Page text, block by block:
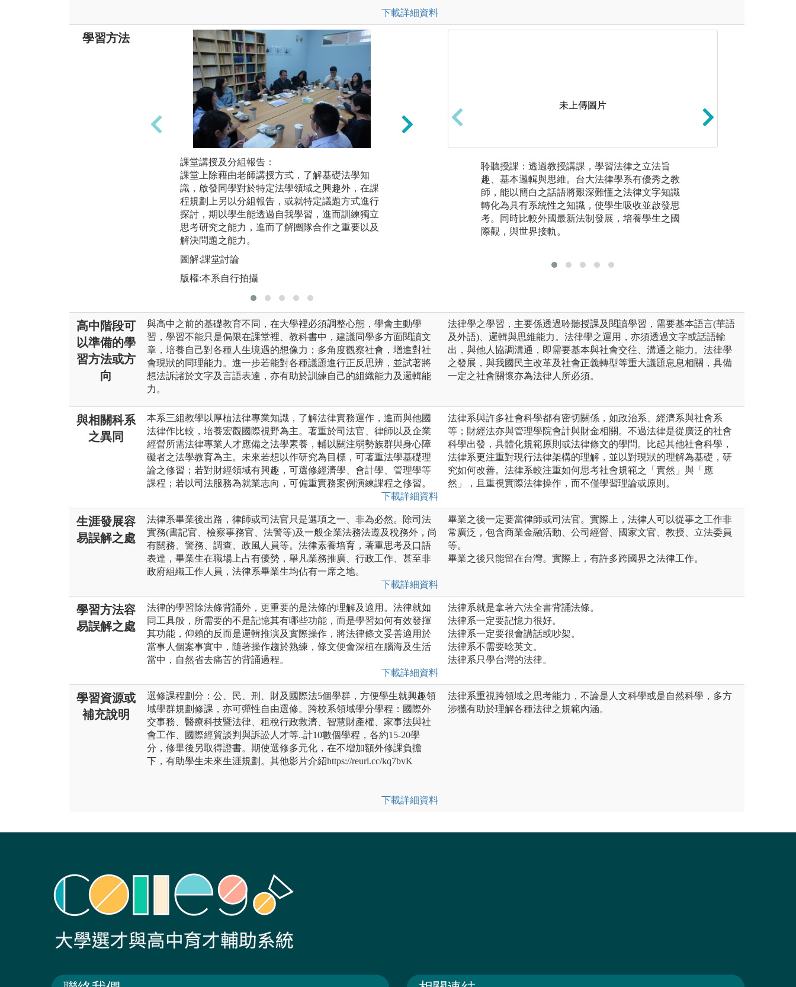
下載詳細資料
學習方法
課堂講授及分組報告：
課堂上除藉由老師講授方式，了解基礎法學知
識，啟發同學對於特定法學領域之興趣外，在課
程規劃上另以分組報告，或就特定議題方式進行
探討，期以學生能透過自我學習，進而訓練獨立
思考研究之能力，進而了解團隊合作之重要以及
解決問題之能力。
圖解:課堂討論
版權:本系自行拍攝
實務培訓/雙師教學：
學生需於合作單位完成24小時實習，透過接觸案
件當事人及參與討論之過程，觀察法律如何運用
在實際生活。另有實務經驗豐富的專技教師進行
授課，將案例帶進課堂，從各種面向切入思考，
幫助學生瞭解職場所需能力與特質，俾將所學與
未上傳圖片
聆聽授課：透過教授講課，學習法律之立法旨
趣、基本邏輯與思維。台大法律學系有優秀之教
師，能以簡白之話語將艱深難懂之法律文字知識
轉化為具有系統性之知識，使學生吸收並啟發思
考。同時比較外國最新法制發展，培養學生之國
際觀，與世界接軌。
高中階段可
以準備的學
習方法或方
向
與高中之前的基礎教育不同，在大學裡必須調整心態，學會主動學
習，學習不能只是侷限在課堂裡、教科書中，建議同學多方面閱讀文
章，培養自己對各種人生境遇的想像力；多角度觀察社會，增進對社
會現狀的同理能力。進一步若能對各種議題進行正反思辨，並試著將
想法訴諸於文字及言語表達，亦有助於訓練自己的組織能力及邏輯能
力。
法律學之學習，主要係透過聆聽授課及閱讀學習，需要基本語言(華語
及外語)、邏輯與思維能力。法律學之運用，亦須透過文字或話語輸
出，與他人協調溝通，即需要基本與社會交往、溝通之能力。法律學
之發展，與我國民主改革及社會正義轉型等重大議題息息相關，具備
一定之社會關懷亦為法律人所必須。
與相關科系
之異同
本系三組教學以厚植法律專業知識，了解法律實務運作，進而與他國
法律作比較，培養宏觀國際視野為主。著重於司法官、律師以及企業
經營所需法律專業人才應備之法學素養，輔以關注弱勢族群與身心障
礙者之法學教育為主。未來若想以作研究為目標，可著重法學基礎理
論之修習；若對財經領域有興趣，可選修經濟學、會計學、管理學等
課程；若以司法服務為就業志向，可偏重實務案例演練課程之修習。
下載詳細資料
法律系與許多社會科學都有密切關係，如政治系、經濟系與社會系
等；財經法亦與管理學院會計與財金相關。不過法律是從廣泛的社會
科學出發，具體化規範原則或法律條文的學問。比起其他社會科學，
法律系更注重對現行法律架構的理解，並以對現狀的理解為基礎，研
究如何改善。法律系較注重如何思考社會規範之「實然」與「應
然」，且重視實際法律操作，而不僅學習理論或原則。
生涯發展容
易誤解之處
法律系畢業後出路，律師或司法官只是選項之一、非為必然。除司法
實務(書記官、檢察事務官、法警等)及一般企業法務法遵及稅務外，尚
有關務、警務、調查、政風人員等。法律素養培育，著重思考及口語
表達，畢業生在職場上占有優勢，舉凡業務推廣、行政工作、甚至非
政府組織工作人員，法律系畢業生均佔有一席之地。
下載詳細資料
畢業之後一定要當律師或司法官。實際上，法律人可以從事之工作非
常廣泛，包含商業金融活動、公司經營、國家文官、教授、立法委員
等。
畢業之後只能留在台灣。實際上，有許多跨國界之法律工作。
學習方法容
易誤解之處
法律的學習除法條背誦外，更重要的是法條的理解及適用。法律就如
同工具般，所需要的不是記憶其有哪些功能，而是學習如何有效發揮
其功能，仰賴的反而是邏輯推演及實際操作，將法律條文妥善適用於
當事人個案事實中，隨著操作趨於熟練，條文便會深植在腦海及生活
當中，自然省去痛苦的背誦過程。
下載詳細資料
法律系就是拿著六法全書背誦法條。
法律系一定要記憶力很好。
法律系一定要很會講話或吵架。
法律系不需要唸英文。
法律系只學台灣的法律。
學習資源或
補充說明
選修課程劃分：公、民、刑、財及國際法5個學群，方便學生就興趣領
域學群規劃修課，亦可彈性自由選修。跨校系領域學分學程：國際外
交事務、醫療科技暨法律、租稅行政救濟、智慧財產權、家事法與社
會工作、國際經貿談判與訴訟人才等..計10數個學程，各約15-20學
分，修畢後另取得證書。期使選修多元化，在不增加額外修課負擔
下，有助學生未來生涯規劃。其他影片介紹https://reurl.cc/kq7bvK
下載詳細資料
法律系重視跨領域之思考能力，不論是人文科學或是自然科學，多方
涉獵有助於理解各種法律之規範內涵。